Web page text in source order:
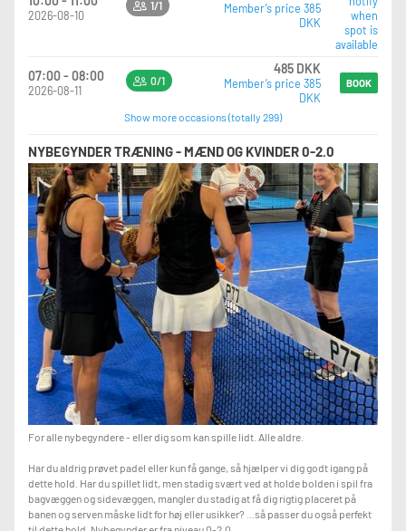
2026-08-10
1/1
Member’s price 385
DKK
when
spot is
available
07:00 - 08:00
2026-08-11
0/1
485 DKK
Member’s price 385
DKK
BOOK
Show more occasions (totally 299)
NYBEGYNDER TRÆNING - MÆND OG KVINDER 0-2.0
For alle nybegyndere - eller dig som kan spille lidt. Alle aldre.
Har du aldrig prøvet padel eller kun få gange, så hjælper vi dig godt igang på
dette hold. Har du spillet lidt, men stadig svært ved at holde bolden i spil fra
bagvæggen og sidevæggen, mangler du stadig at få dig rigtig placeret på
banen og serven måske lidt for høj eller usikker? ...så passer du også perfekt